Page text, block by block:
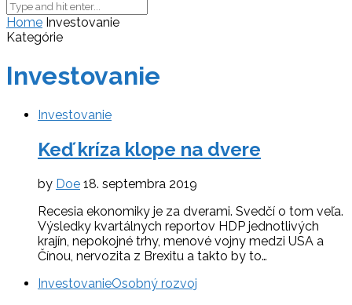
Home Investovanie
Kategórie
Investovanie
Investovanie
Keď kríza klope na dvere
by Doe 18. septembra 2019
Recesia ekonomiky je za dverami. Svedčí o tom veľa.
Výsledky kvartálnych reportov HDP jednotlivých
krajín, nepokojné trhy, menové vojny medzi USA a
Čínou, nervozita z Brexitu a takto by to…
InvestovanieOsobný rozvoj